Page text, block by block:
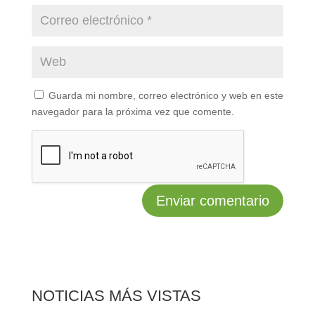
Guarda mi nombre, correo electrónico y web en este
navegador para la próxima vez que comente.
NOTICIAS MÁS VISTAS